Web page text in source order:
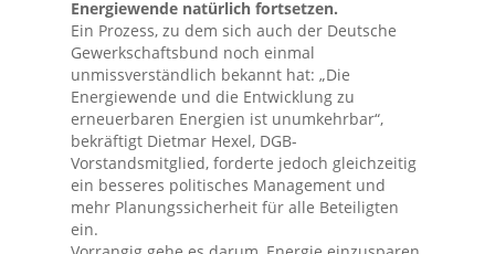
Energiewende natürlich fortsetzen.
Ein Prozess, zu dem sich auch der Deutsche
Gewerkschaftsbund noch einmal
unmissverständlich bekannt hat: „Die
Energiewende und die Entwicklung zu
erneuerbaren Energien ist unumkehrbar“,
bekräftigt Dietmar Hexel, DGB-
Vorstandsmitglied, forderte jedoch gleichzeitig
ein besseres politisches Management und
mehr Planungssicherheit für alle Beteiligten
ein.